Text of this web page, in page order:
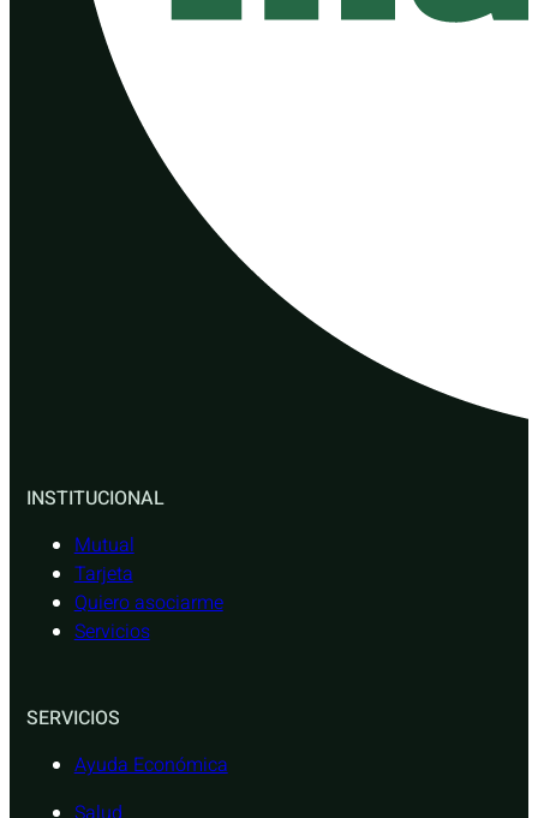
INSTITUCIONAL
Mutual
Tarjeta
Quiero asociarme
Servicios
SERVICIOS
Ayuda Económica